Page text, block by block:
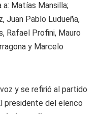
a: Matías Mansilla;
Juan Pablo Ludueña,
Rafael Profini, Mauro
y Marcelo
y se refirió al partido
presidente del elenco